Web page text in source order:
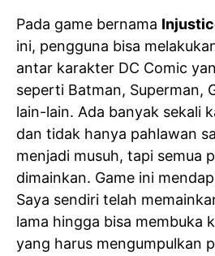
Pada game bernama
ini, pengguna bisa
antar karakter DC Comic
seperti Batman, Superman,
lain-lain. Ada banyak sekali
dan tidak hanya pahlawan
menjadi musuh, tapi semua
dimainkan. Game ini
Saya sendiri telah
lama hingga bisa membuka
yang harus mengumpulkan